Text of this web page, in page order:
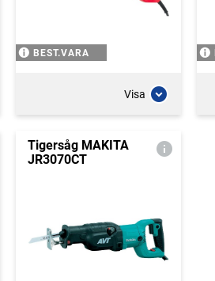
BEST.VARA
Visa
Tigersåg MAKITA
JR3070CT